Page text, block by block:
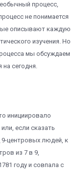
процесс,
не понимается
описывают каждую
изучения. Но
мы обсуждаем
на сегодня.
инициировало
если сказать
центровых людей, к
из 7 в 9,
году и совпала с